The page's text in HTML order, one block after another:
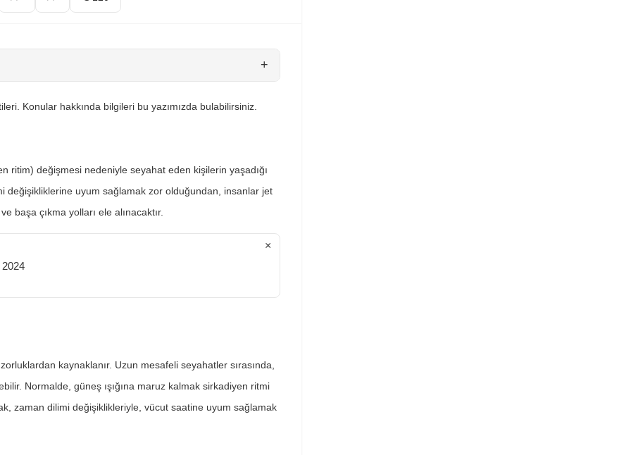
+
Konular hakkında bilgileri bu yazımızda bulabilirsiniz.
ritim) değişmesi nedeniyle seyahat eden kişilerin yaşadığı
değişikliklerine uyum sağlamak zor olduğundan, insanlar jet
başa çıkma yolları ele alınacaktır.
2024
×
kaynaklanır. Uzun mesafeli seyahatler sırasında,
Normalde, güneş ışığına maruz kalmak sirkadiyen ritmi
zaman dilimi değişiklikleriyle, vücut saatine uyum sağlamak